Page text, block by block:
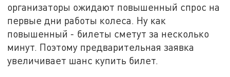
организаторы ожидают повышенный спрос на
первые дни работы колеса. Ну как
повышенный - билеты сметут за несколько
минут. Поэтому предварительная заявка
увеличивает шанс купить билет.